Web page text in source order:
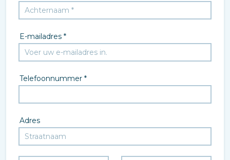
E-mailadres *
Telefoonnummer *
Adres